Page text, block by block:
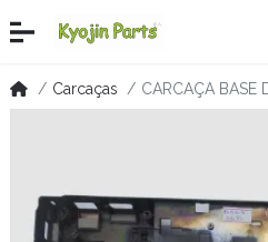
Carcaças CARCAÇA BASE